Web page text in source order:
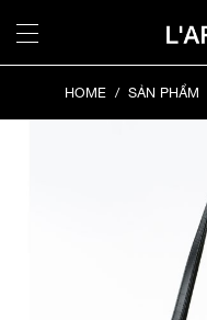
đến
nội
HOME / SẢN PHẨM